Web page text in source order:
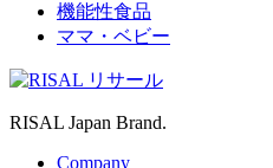
機能性食品
ママ・ベビー
RISAL Japan Brand.
Company